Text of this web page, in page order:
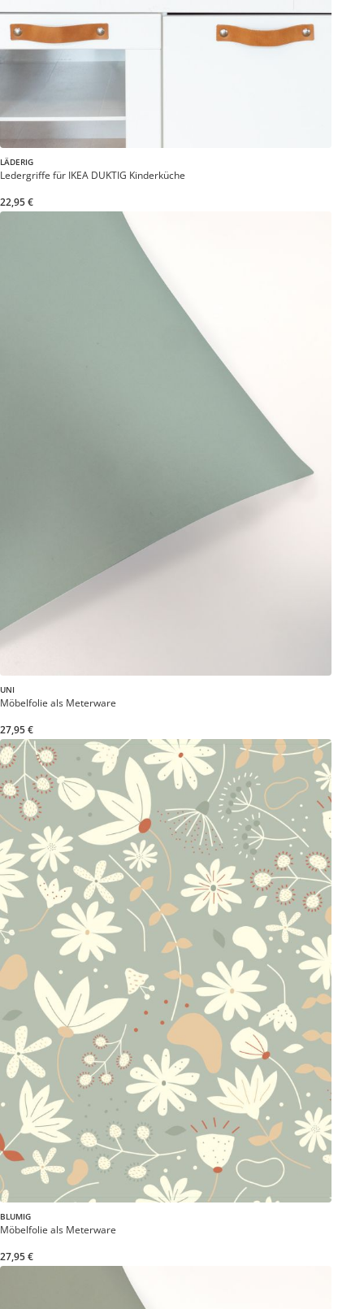
LÄDERIG
Ledergriffe für IKEA DUKTIG Kinderküche
22,95 €
UNI
Möbelfolie als Meterware
27,95 €
BLUMIG
Möbelfolie als Meterware
27,95 €